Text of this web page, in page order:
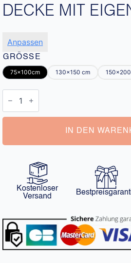
DECKE MIT
Anpassen
GRÖSSE
75x100cm 130x150 cm
Decke
mit
Foto
IN DEN
Kostenloser
Versand